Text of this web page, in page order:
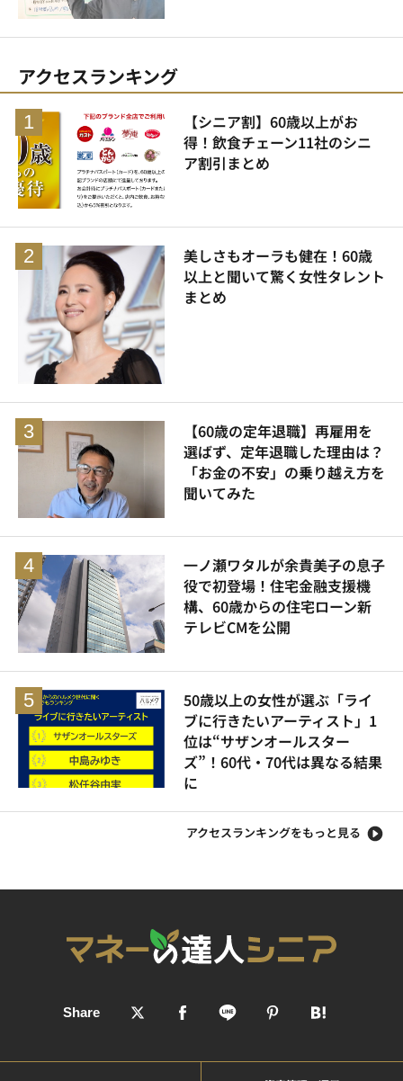
アクセスランキング
【シニア割】60歳以上がお
得！飲食チェーン11社のシニ
ア割引まとめ
美しさもオーラも健在！60歳
以上と聞いて驚く女性タレント
まとめ
【60歳の定年退職】再雇用を
選ばず、定年退職した理由は？
「お金の不安」の乗り越え方を
聞いてみた
一ノ瀬ワタルが余貴美子の息子
役で初登場！住宅金融支援機
構、60歳からの住宅ローン新
テレビCMを公開
50歳以上の女性が選ぶ「ライ
ブに行きたいアーティスト」1
位は“サザンオールスター
ズ”！60代・70代は異なる結果
に
アクセスランキングをもっと見る